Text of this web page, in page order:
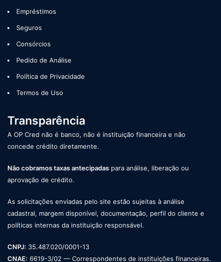
Empréstimos
Seguros
Consórcios
Pedido de Análise
Política de Privacidade
Termos de Uso
Transparência
A OP Cred não é banco, não é instituição financeira e não
concede crédito diretamente.
Não cobramos taxas antecipadas para análise, liberação ou
aprovação de crédito.
As solicitações enviadas pelo site estão sujeitas à análise
cadastral, margem disponível, documentação, perfil do cliente e
políticas internas da instituição responsável.
CNPJ: 35.487.020/0001-13
CNAE: 6619-3/02 — Correspondentes de instituições financeiras.